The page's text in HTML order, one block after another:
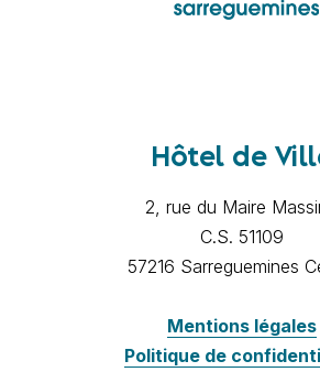
Hôtel de
2, rue du Maire
C.S. 51109
57216 Sarreguemines
Mentions légales
Politique de